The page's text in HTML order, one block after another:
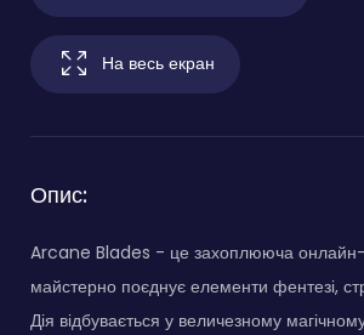
На весь екран
Опис:
Arcane Blades - це захоплююча онлайн-
майстерно поєднує елементи фентезі,
Дія відбувається у величезному магічному